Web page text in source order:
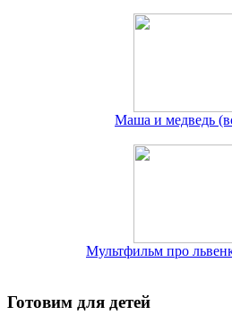
Маша и медведь
Мультфильм про
Готовим для детей